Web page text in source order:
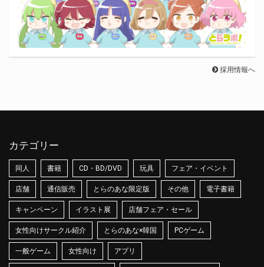
採用情報へ
カテゴリー
同人 書籍 CD・BD/DVD 玩具 フェア・イベント
店舗 通信販売 とらのあな限定版 その他 電子書籍
キャンペーン イラスト展 店舗フェア・セール
女性向けサークル紹介 とらのあな×韓国 PCゲーム
一般ゲーム 女性向け アプリ